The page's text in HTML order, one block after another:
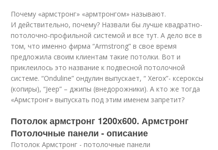
Почему «армстронг» «армтронгом» называют.
И действительно, почему? Назвали бы лучше квадратно-
потолочно-профильной системой и все тут. А дело все в
том, что именно фирма “Armstrong” в свое время
предложила своим клиентам такие потолки. Вот и
приклеилось это название к подвесной потолочной
системе. “Onduline” ондулин выпускает, “ Xerox”- ксероксы
(копиры), “Jeep” – джипы (внедорожники). А кто же тогда
«Армстронг» выпускать под этим именем запретит?
Потолок армстронг 1200х600. Армстронг
Потолочные панели - описание
Потолок Армстронг - потолочные панели